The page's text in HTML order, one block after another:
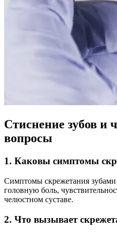
Стиснение зубов и
вопросы
1. Каковы симптомы
Симптомы скрежетания
головную боль,
челюстном суставе.
2. Что вызывает